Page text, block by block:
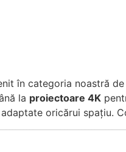
în categoria noastră de
la proiectoare 4K
oricărui spațiu.